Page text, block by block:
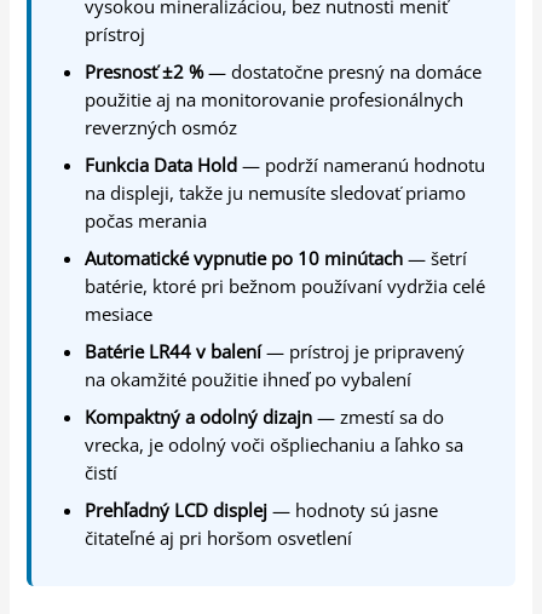
vysokou mineralizáciou, bez nutnosti meniť
prístroj
Presnosť ±2 %— dostatočne presný na domáce
použitie aj na monitorovanie profesionálnych
reverzných osmóz
Funkcia Data Hold — podrží nameranú hodnotu
na displeji, takže ju nemusíte sledovať priamo
počas merania
Automatické vypnutie po 10 minútach — šetrí
batérie, ktoré pri bežnom používaní vydržia celé
mesiace
Batérie LR44 v balení— prístroj je pripravený
na okamžité použitie ihneď po vybalení
Kompaktný a odolný dizajn — zmestí sa do
vrecka, je odolný voči ošpliechaniu a ľahko sa
čistí
Prehľadný LCD displej — hodnoty sú jasne
čitateľné aj pri horšom osvetlení